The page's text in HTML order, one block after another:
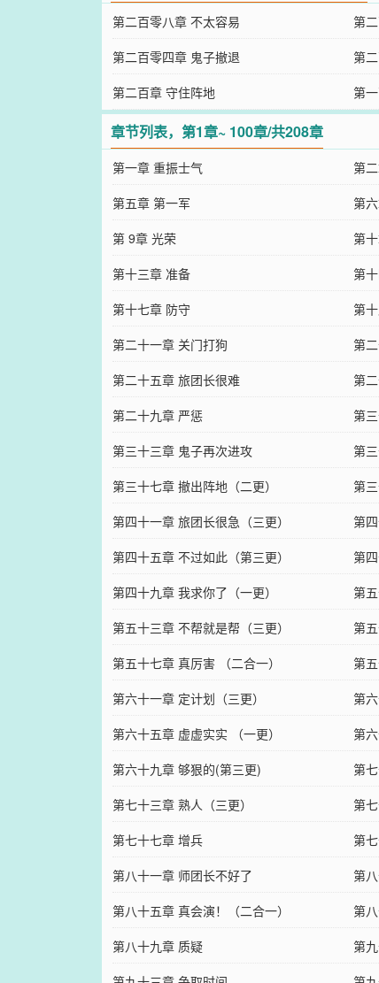
第二百零八章 不太容易 第
第二百零四章 鬼子撤退
第
第二百章 守住阵地
第
章节列表，第1章~ 100章/共208章
第一章 重振士气 第
第五章 第一军
第
第 9章 光荣
第
第十三章 准备
第
第十七章 防守
第
第二十一章 关门打狗
第
第二十五章 旅团长很难
第
第二十九章 严惩
第
第三十三章 鬼子再次进攻
第
第三十七章 撤出阵地（二更）
第
第四十一章 旅团长很急（三更）
第
第四十五章 不过如此（第三更）
第
第四十九章 我求你了（一更）
第
第五十三章 不帮就是帮（三更）
第
第五十七章 真厉害 （二合一）
第
第六十一章 定计划（三更）
第
第六十五章 虚虚实实 （一更）
第
第六十九章 够狠的(第三更)
第
第七十三章 熟人（三更）
第
第七十七章 增兵
第
第八十一章 师团长不好了
第
第八十五章 真会演！（二合一）
第
第八十九章 质疑
第